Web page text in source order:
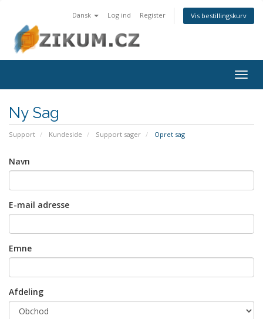
Dansk Log ind Register Vis bestillingskurv
Ny Sag
Support Kundeside Support sager Opret sag
Navn
E-mail adresse
Emne
Afdeling